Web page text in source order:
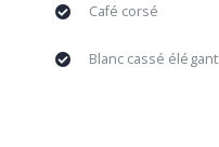
Café corsé
Blanc cassé élégant